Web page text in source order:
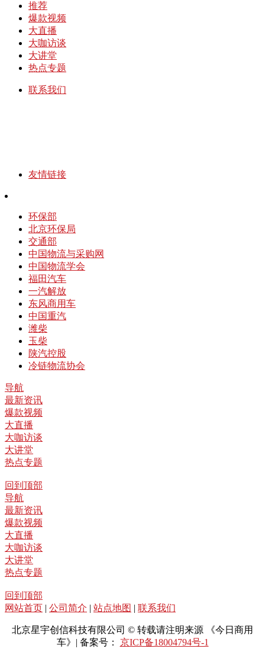
推荐
爆款视频
大直播
大咖访谈
大讲堂
热点专题
联系我们
友情链接
环保部
北京环保局
交通部
中国物流与采购网
中国物流学会
福田汽车
一汽解放
东风商用车
中国重汽
潍柴
玉柴
陕汽控股
冷链物流协会
导航
最新资讯
爆款视频
大直播
大咖访谈
大讲堂
热点专题
回到顶部
导航
最新资讯
爆款视频
大直播
大咖访谈
大讲堂
热点专题
回到顶部
网站首页 | 公司简介 | 站点地图 | 联系我们
北京星宇创信科技有限公司 © 转载请注明来源 《今日商用
车》| 备案号： 京ICP备18004794号-1